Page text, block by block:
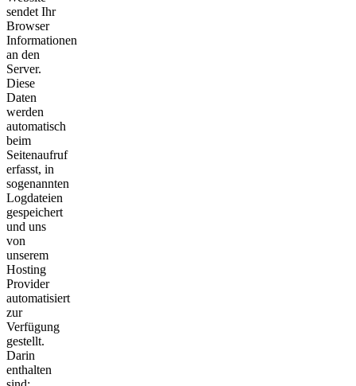
sendet Ihr
Browser
Informationen
an den
Server.
Diese
Daten
werden
automatisch
beim
Seitenaufruf
erfasst, in
sogenannten
Logdateien
gespeichert
und uns
von
unserem
Hosting
Provider
automatisiert
zur
Verfügung
gestellt.
Darin
enthalten